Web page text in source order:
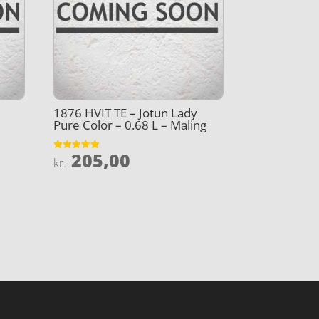
1876 HVIT TE – Jotun Lady
Pure Color – 0.68 L – Maling
Vurderet
5
kr. 205,00